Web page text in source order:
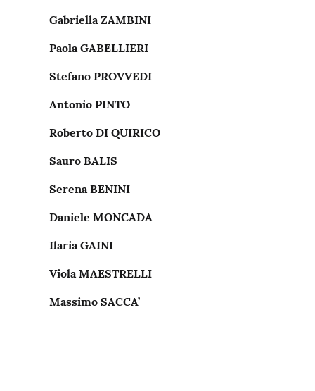
Gabriella ZAMBINI
Paola GABELLIERI
Stefano PROVVEDI
Antonio PINTO
Roberto DI QUIRICO
Sauro BALIS
Serena BENINI
Daniele MONCADA
Ilaria GAINI
Viola MAESTRELLI
Massimo SACCA’